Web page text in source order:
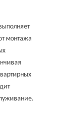
монтажа